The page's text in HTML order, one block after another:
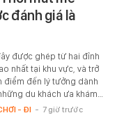
đánh giá là
được ghép từ hai đỉnh
nhất tại khu vực, và trở
điểm đến lý tưởng dành
du khách ưa khám…
- ĐI - 7 giờ trước